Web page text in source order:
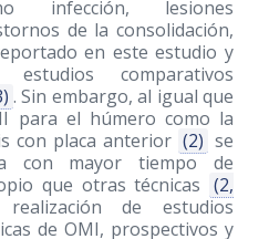
infección, lesiones
de la consolidación,
en este estudio y
comparativos
. Sin embargo, al igual que
para el húmero como la
con placa anterior (2) se
con mayor tiempo de
que otras técnicas (2,
de estudios
de OMI, prospectivos y